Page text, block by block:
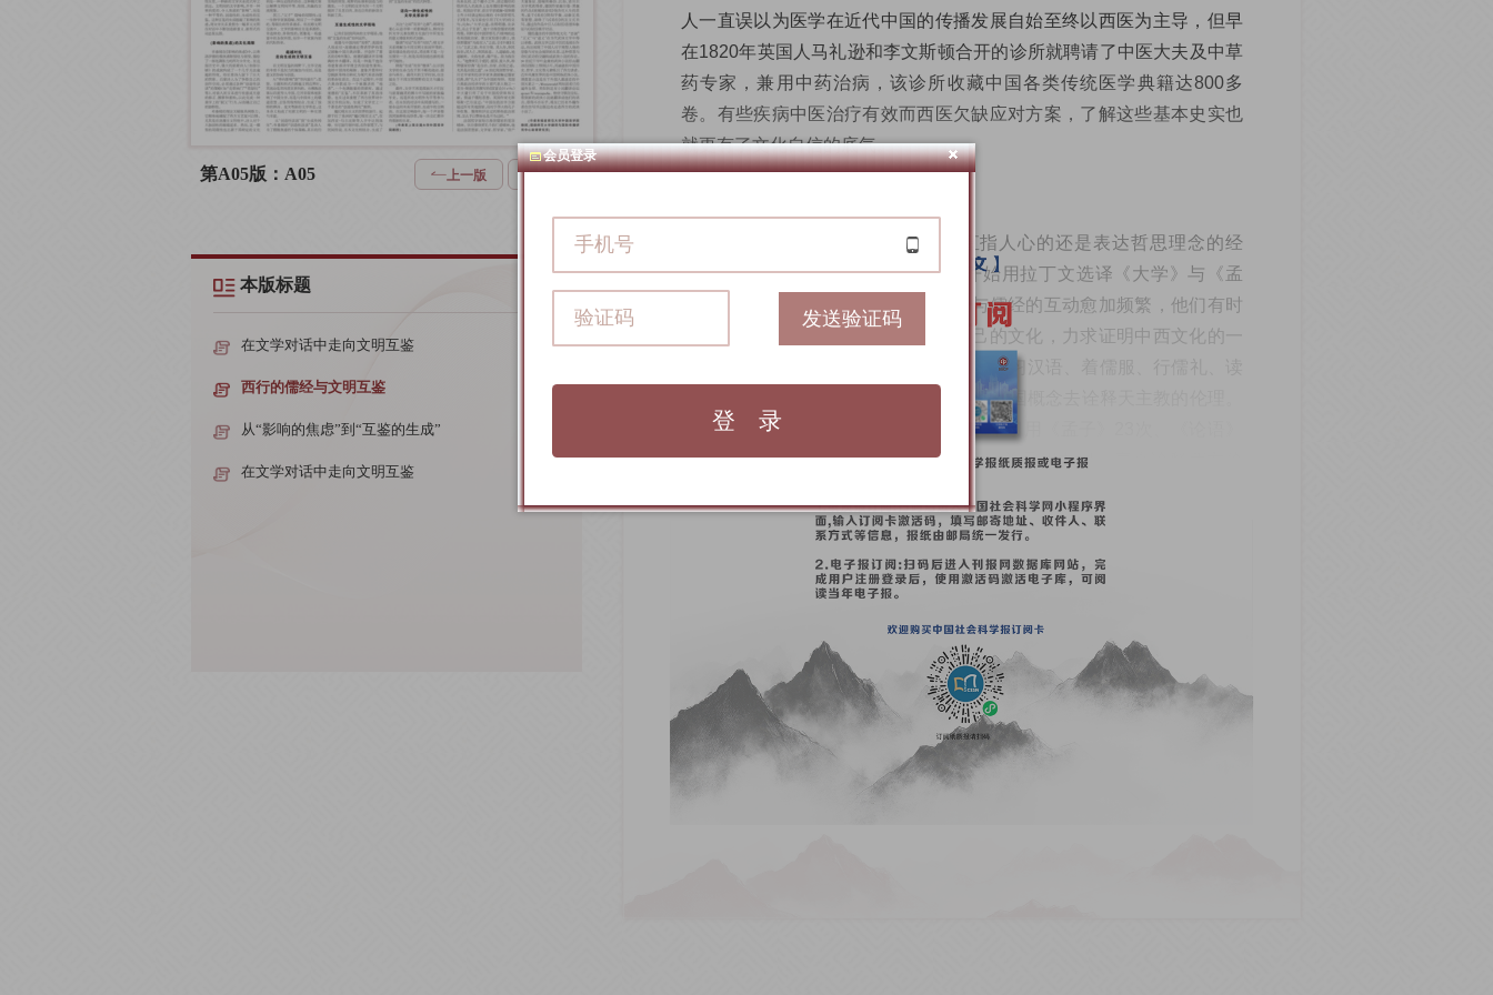
第A05版：A05 上一版 下一版
本版标题
在文学对话中走向文明互鉴
西行的儒经与文明互鉴
从“影响的焦虑”到“互鉴的生成”
在文学对话中走向文明互鉴
人一直误以为医学在近代中国的传播发展自始至终以西医为主导，但早
在1820年英国人马礼逊和李文斯顿合开的诊所就聘请了中医大夫及中草
药专家，兼用中药治病，该诊所收藏中国各类传统医学典籍达800多
卷。有些疾病中医治疗有效而西医欠缺应对方案，了解这些基本史实也
就更有了文化自信的底气。
在各种文明互鉴的案例中，最直指人心的还是表达哲思理念的经
典，早在1581年意大利人罗明坚就开始用拉丁文选译《大学》与《孟
子》，随后越来越多的欧洲人来华，与儒经的互动愈加频繁，他们有时
是在用儒家文化诠释乃至书写他们自己的文化，力求证明中西文化的一
致性。1582年，意大利人利玛窦来华，他习汉语、着儒服、行儒礼、读
儒经。他研读“四书”与“六经”的目的是用中国概念去诠释天主教的伦理。
他最有影响的作品是《天主实义》，书中引用《孟子》23次、《论语》
13次、《中庸》7次、《大学》3次。他总是用中国元素来诠释西方伦
之“仁”来阐释何为大爱。此部著作中中国元素之多，让读者如同置身中国
会员登录
发送验证码